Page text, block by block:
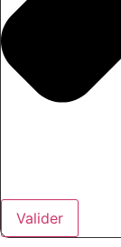
Valider